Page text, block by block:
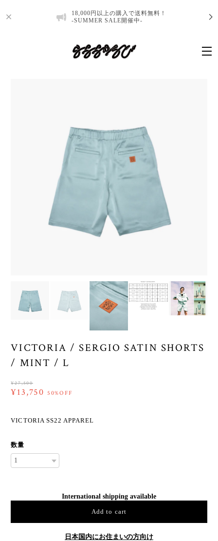
18,000円以上の購入で送料無料！
-SUMMER SALE開催中-
VICTORIA / SERGIO SATIN SHORTS
/ MINT / L
¥27,500
¥13,750 50%OFF
VICTORIA SS22 APPAREL
数量
International shipping available
Add to cart
日本国内にお住まいの方向け